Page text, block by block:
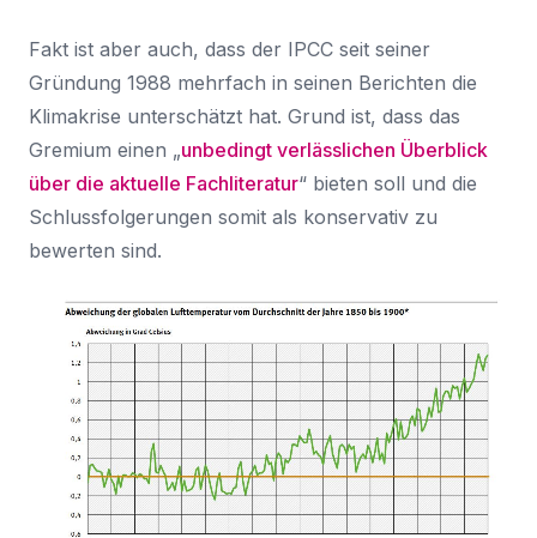
Fakt ist aber auch, dass der IPCC seit seiner
Gründung 1988 mehrfach in seinen Berichten die
Klimakrise unterschätzt hat. Grund ist, dass das
Gremium einen „unbedingt verlässlichen Überblick
über die aktuelle Fachliteratur“ bieten soll und die
Schlussfolgerungen somit als konservativ zu
bewerten sind.